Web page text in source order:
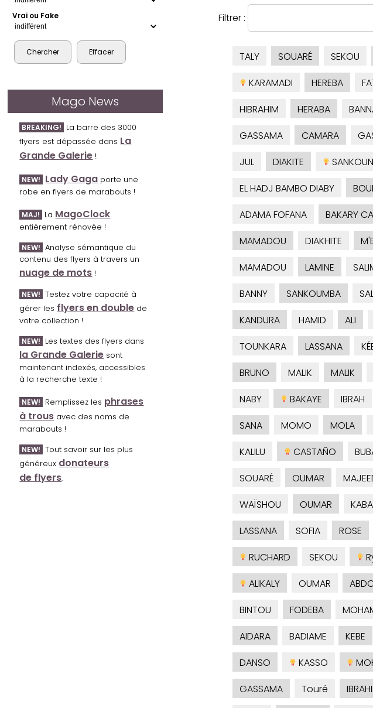
Vrai ou Fake
Mago News
BREAKING! La barre des 3000
flyers est dépassée dans La
Grande Galerie !
NEW! Lady Gaga porte une
robe en flyers de marabouts !
MAJ! La MagoClock
entièrement rénovée !
NEW! Analyse sémantique du
contenu des flyers à travers un
nuage de mots !
NEW! Testez votre capacité à
gérer les flyers en double de
votre collection !
NEW! Les textes des flyers dans
la Grande Galerie sont
maintenant indexés, accessibles
à la recherche texte !
NEW! Remplissez les phrases
à trous avec des noms de
marabouts !
NEW! Tout savoir sur les plus
généreux donateurs
de flyers.
Filtrer :
TALY SOUARÉ SEKOU
KARAMADI
HEREBA
HIBRAHIM
HERABA
GASSAMA
CAMARA
JUL
DIAKITE
EL HADJ BAMBO DIABY
ADAMA FOFANA
BAKARY
MAMADOU
DIAKHITE
MAMADOU
LAMINE
BANNY
SANKOUMBA
KANDURA
HAMID ALI
TOUNKARA
LASSANA
BRUNO
MALIK MALIK
NABY
BAKAYE IBRAH
SANA
MOMO MOLA
KALILU
CASTAÑO
SOUARÉ
OUMAR
WAÏSHOU
OUMAR KABA
LASSANA
SOFIA ROSE
RUCHARD
SEKOU
ALIKALY
OUMAR
BINTOU
FODEBA
AIDARA
BADIAME KEBE
DANSO
KASSO
GASSAMA
Touré